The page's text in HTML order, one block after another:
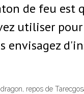
de feu est
utiliser
envisagez
repos de